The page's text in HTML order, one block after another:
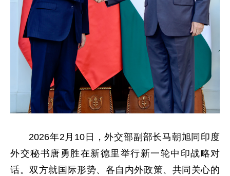
2026年2月10日，外交部副部长马朝旭同印度
外交秘书唐勇胜在新德里举行新一轮中印战略对
话。双方就国际形势、各自内外政策、共同关心的